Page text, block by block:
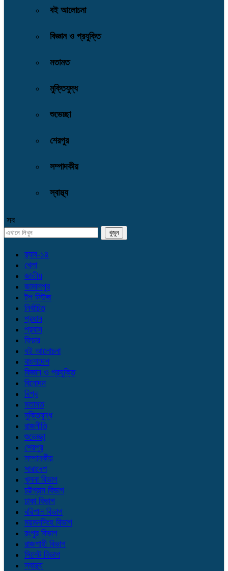
বই আলোচনা
বিজ্ঞান ও প্রযুক্তি
মতামত
মুক্তিযুদ্ধ
শুভেচ্ছা
শেরপুর
সম্পাদকীয়
স্বাস্থ্য
সব
র‌্যাব-১৪
খেলা
জাতীয়
জামালপুর
টপ নিউজ
নির্বাচিত
প্রধান
প্রবাস
ফিচার
বই আলোচনা
বাংলাদেশ
বিজ্ঞান ও প্রযুক্তি
বিনোদন
বিশ্ব
মতামত
মুক্তিযুদ্ধ
রাজনীতি
শুভেচ্ছা
শেরপুর
সম্পাদকীয়
সারাদেশ
খুলনা বিভাগ
চট্টগ্রাম বিভাগ
ঢাকা বিভাগ
বরিশাল বিভাগ
ময়মনসিংহ বিভাগ
রংপুর বিভাগ
রাজশাহী বিভাগ
সিলেট বিভাগ
স্বাস্থ্য